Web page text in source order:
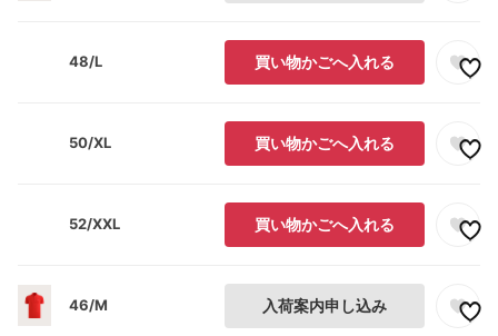
48/L 買い物かごへ入れる
50/XL 買い物かごへ入れる
52/XXL 買い物かごへ入れる
46/M 入荷案内申し込み